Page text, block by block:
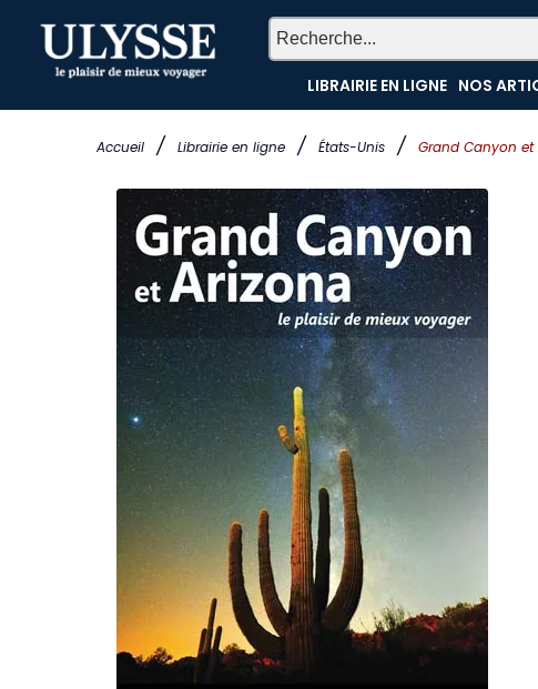
Accueil / Librairie en ligne / États-Unis / Grand Canyon et
LIBRAIRIE EN LIGNE NOS